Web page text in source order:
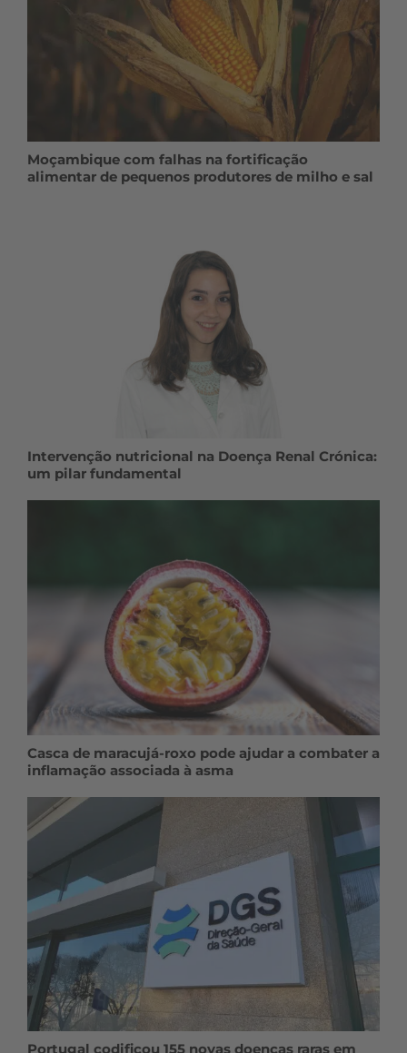
Moçambique com falhas na fortificação
alimentar de pequenos produtores de milho e sal
Intervenção nutricional na Doença Renal Crónica:
um pilar fundamental
Casca de maracujá-roxo pode ajudar a combater a
inflamação associada à asma
Portugal codificou 155 novas doenças raras em